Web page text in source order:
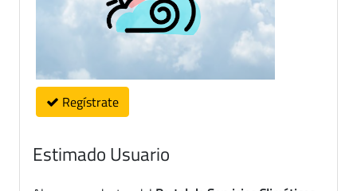
Regístrate
Estimado Usuario